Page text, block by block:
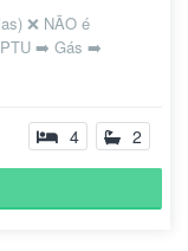
❌ NÃO é
➡️ Gás ➡️
4 2